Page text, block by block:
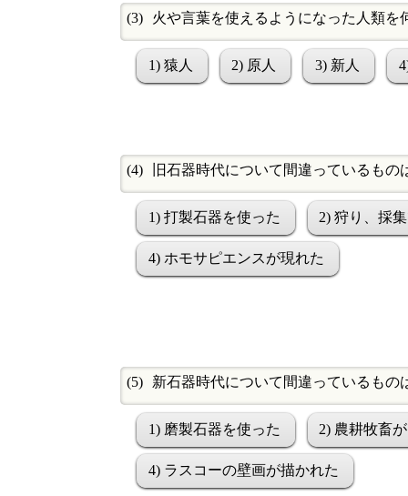
火や言葉を使えるようになった人類を
1) 猿人 2) 原人 3) 新人
旧石器時代について間違っているもの
1) 打製石器を使った 2) 狩り、採
4) ホモサピエンスが現れた
新石器時代について間違っているもの
1) 磨製石器を使った 2) 農耕牧畜
4) ラスコーの壁画が描かれた